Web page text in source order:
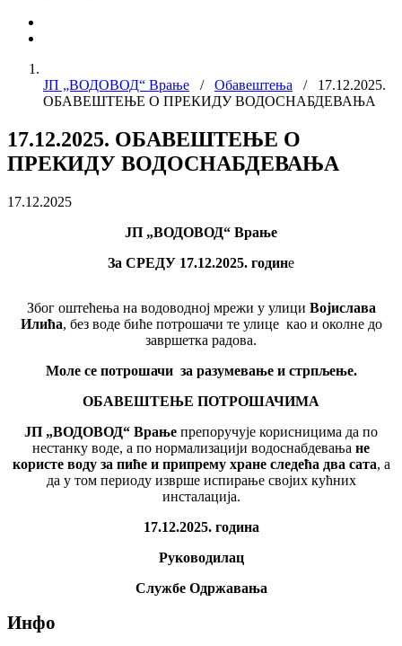
ЈП „ВОДОВОД“ Врање / Обавештења / 17.12.2025.
ОБАВЕШТЕЊЕ О ПРЕКИДУ ВОДОСНАБДЕВАЊА
17.12.2025. ОБАВЕШТЕЊЕ О
ПРЕКИДУ ВОДОСНАБДЕВАЊА
17.12.2025
ЈП „ВОДОВОД“ Врање
За СРЕДУ 17.12.2025. године
Због оштећења на водоводној мрежи у улици Војислава
Илића, без воде биће потрошачи те улице као и околне до
завршетка радова.
Моле се потрошачи за разумевање и стрпљење.
ОБАВЕШТЕЊЕ ПОТРОШАЧИМА
ЈП „ВОДОВОД“ Врање препоручује корисницима да по
нестанку воде, а по нормализацији водоснабдевања не
користе воду за пиће и припрему хране следећа два сата, а
да у том периоду изврше испирање својих кућних
инсталација.
17.12.2025. година
Руководилац
Службе Одржавања
Инфо